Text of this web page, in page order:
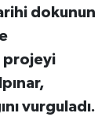
dokunun
projeyi
vurguladı.